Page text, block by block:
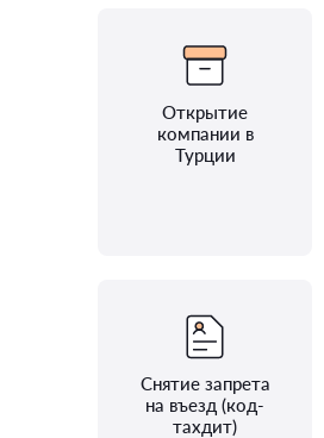
Открытие
компании в
Турции
Снятие запрета
на въезд (код-
тахдит)